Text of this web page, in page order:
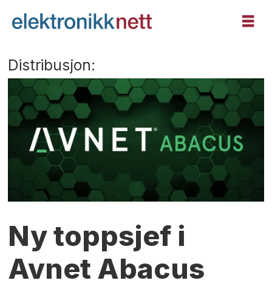
Distribusjon:
Ny toppsjef i
Avnet Abacus